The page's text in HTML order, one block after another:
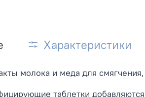
Характеристики
молока и меда для
таблетки